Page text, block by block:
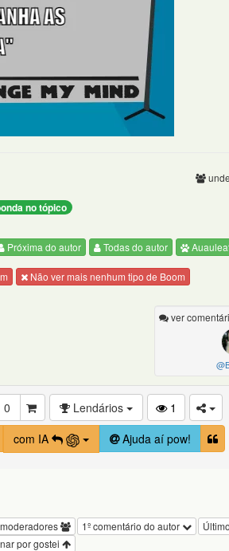
no tópico
Próxima do autor Todas do autor
Não ver mais nenhum tipo de Boom
ver
0 Lendários
1
com IA
Ajuda aí pow!
1º comentário do autor
por gostei